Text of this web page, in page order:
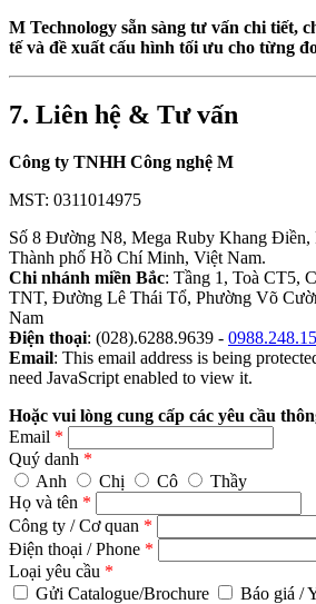
M Technology sẵn sàng tư vấn chi tiết,
tế và đề xuất cấu hình tối ưu cho từng
7. Liên hệ & Tư vấn
Công ty TNHH Công nghệ M
MST: 0311014975
Số 8 Đường N8, Mega Ruby Khang Điền,
Thành phố Hồ Chí Minh, Việt Nam.
Chi nhánh miền Bắc: Tầng 1, Toà CT5,
TNT, Đường Lê Thái Tổ, Phường Võ
Nam
Điện thoại: (028).6288.9639 -
Email: This email address is being
need JavaScript enabled to view it.
Hoặc vui lòng cung cấp các yêu cầu
Email *
Quý danh *
Anh
Chị Cô
Thầy
Họ và tên *
Công ty / Cơ quan *
Điện thoại / Phone *
Loại yêu cầu *
Gửi Catalogue/Brochure
Báo giá /